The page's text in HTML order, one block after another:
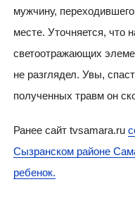
мужчину,
месте. Уточняется, что
светоотражающих
не разглядел. Увы,
полученных травм он
Ранее сайт tvsamara.ru
Сызранском районе
ребенок.